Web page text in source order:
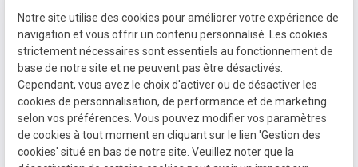
Litiges commerciaux - Contentieux
Rédaction de contrats - CGV, CGU...
Caution personnelle de votre entreprise
Dépôt de bilan
Mentions légales
Notre site utilise des cookies pour améliorer votre expérience de
navigation et vous offrir un contenu personnalisé. Les cookies
strictement nécessaires sont essentiels au fonctionnement de
base de notre site et ne peuvent pas être désactivés.
Cependant, vous avez le choix d'activer ou de désactiver les
cookies de personnalisation, de performance et de marketing
selon vos préférences. Vous pouvez modifier vos paramètres
de cookies à tout moment en cliquant sur le lien 'Gestion des
cookies' situé en bas de notre site. Veuillez noter que la